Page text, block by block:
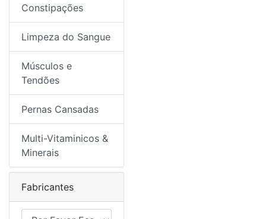
Constipações
Limpeza do Sangue
Músculos e
Tendões
Pernas Cansadas
Multi-Vitaminicos &
Minerais
Fabricantes